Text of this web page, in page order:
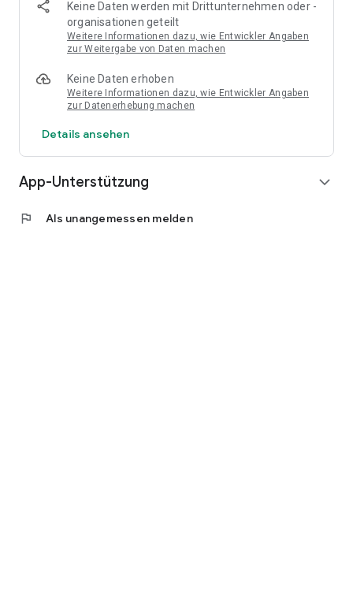
Keine Daten werden mit Drittunternehmen oder -
organisationen geteilt
Weitere Informationen dazu, wie Entwickler Angaben
zur Weitergabe von Daten machen
Keine Daten erhoben
Weitere Informationen dazu, wie Entwickler Angaben
zur Datenerhebung machen
Details ansehen
App-Unterstützung expand_more
flag Als unangemessen melden